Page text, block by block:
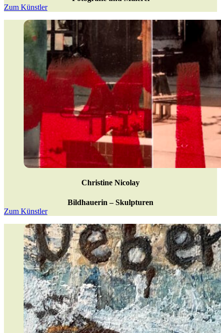
Zum Künstler
Christine Nicolay
Bildhauerin – Skulpturen
Zum Künstler